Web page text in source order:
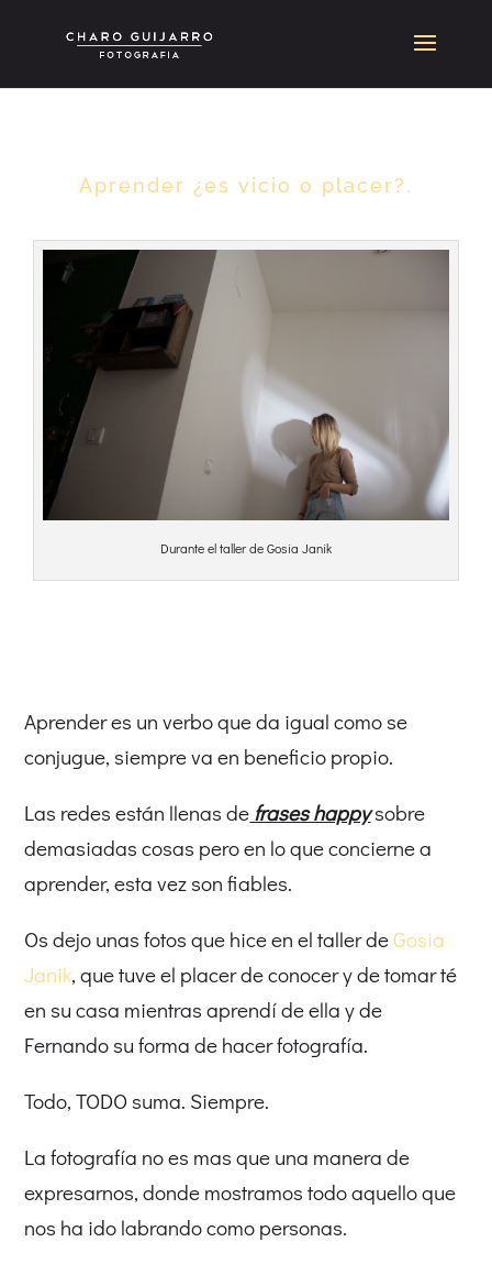
Aprender ¿es vicio o placer?.
Durante el taller de Gosia Janik
Aprender es un verbo que da igual como se
conjugue, siempre va en beneficio propio.
Las redes están llenas de frases happysobre
demasiadas cosas pero en lo que concierne a
aprender, esta vez son fiables.
Os dejo unas fotos que hice en el taller deGosia
Janik, que tuve el placer de conocer y de tomar té
en su casa mientras aprendí de ella y de
Fernando su forma de hacer fotografía.
Todo, TODO suma. Siempre.
La fotografía no es mas que una manera de
expresarnos, donde mostramos todo aquello que
nos ha ido labrando como personas.